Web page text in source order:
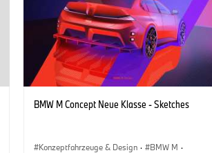
BMW M Concept Neue Klasse - Sketches
Konzeptfahrzeuge & Design · BMW M ·